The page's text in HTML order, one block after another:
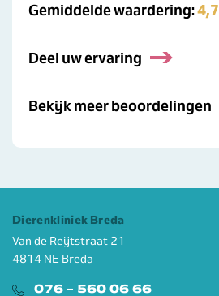
Gemiddelde waardering:4,7
Deel uw ervaring
Bekijk meer beoordelingen
Dierenkliniek Breda
Van de Reijtstraat 21
4814 NE Breda
076 - 560 06 66